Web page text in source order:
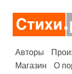
Авторы
Магазин
О